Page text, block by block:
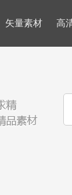
矢量素材 高